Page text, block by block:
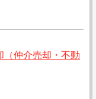
（仲介売却・不動